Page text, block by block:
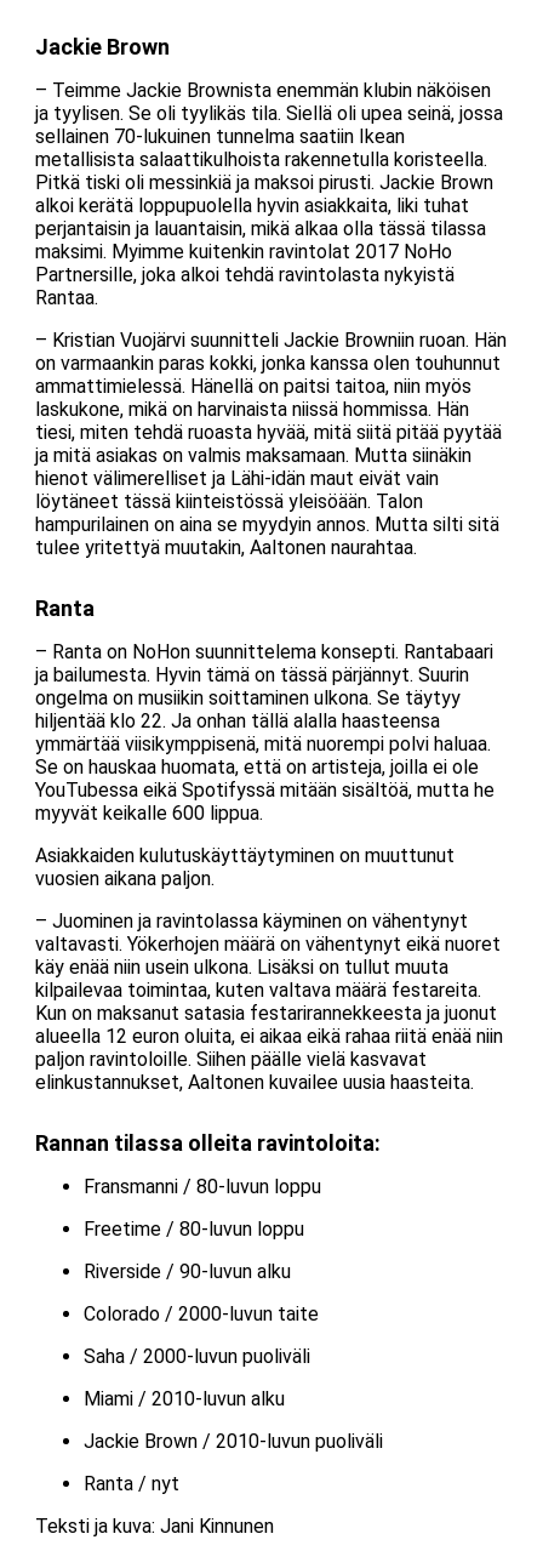
Jackie Brown
– Teimme Jackie Brownista enemmän klubin näköisen
ja tyylisen. Se oli tyylikäs tila. Siellä oli upea seinä, jossa
sellainen 70-lukuinen tunnelma saatiin Ikean
metallisista salaattikulhoista rakennetulla koristeella.
Pitkä tiski oli messinkiä ja maksoi pirusti. Jackie Brown
alkoi kerätä loppupuolella hyvin asiakkaita, liki tuhat
perjantaisin ja lauantaisin, mikä alkaa olla tässä tilassa
maksimi. Myimme kuitenkin ravintolat 2017 NoHo
Partnersille, joka alkoi tehdä ravintolasta nykyistä
Rantaa.
– Kristian Vuojärvi suunnitteli Jackie Browniin ruoan. Hän
on varmaankin paras kokki, jonka kanssa olen touhunnut
ammattimielessä. Hänellä on paitsi taitoa, niin myös
laskukone, mikä on harvinaista niissä hommissa. Hän
tiesi, miten tehdä ruoasta hyvää, mitä siitä pitää pyytää
ja mitä asiakas on valmis maksamaan. Mutta siinäkin
hienot välimerelliset ja Lähi-idän maut eivät vain
löytäneet tässä kiinteistössä yleisöään. Talon
hampurilainen on aina se myydyin annos. Mutta silti sitä
tulee yritettyä muutakin, Aaltonen naurahtaa.
Ranta
– Ranta on NoHon suunnittelema konsepti. Rantabaari
ja bailumesta. Hyvin tämä on tässä pärjännyt. Suurin
ongelma on musiikin soittaminen ulkona. Se täytyy
hiljentää klo 22. Ja onhan tällä alalla haasteensa
ymmärtää viisikymppisenä, mitä nuorempi polvi haluaa.
Se on hauskaa huomata, että on artisteja, joilla ei ole
YouTubessa eikä Spotifyssä mitään sisältöä, mutta he
myyvät keikalle 600 lippua.
Asiakkaiden kulutuskäyttäytyminen on muuttunut
vuosien aikana paljon.
– Juominen ja ravintolassa käyminen on vähentynyt
valtavasti. Yökerhojen määrä on vähentynyt eikä nuoret
käy enää niin usein ulkona. Lisäksi on tullut muuta
kilpailevaa toimintaa, kuten valtava määrä festareita.
Kun on maksanut satasia festarirannekkeesta ja juonut
alueella 12 euron oluita, ei aikaa eikä rahaa riitä enää niin
paljon ravintoloille. Siihen päälle vielä kasvavat
elinkustannukset, Aaltonen kuvailee uusia haasteita.
Rannan tilassa olleita ravintoloita:
Fransmanni / 80-luvun loppu
Freetime / 80-luvun loppu
Riverside / 90-luvun alku
Colorado / 2000-luvun taite
Saha / 2000-luvun puoliväli
Miami / 2010-luvun alku
Jackie Brown / 2010-luvun puoliväli
Ranta / nyt
Teksti ja kuva: Jani Kinnunen